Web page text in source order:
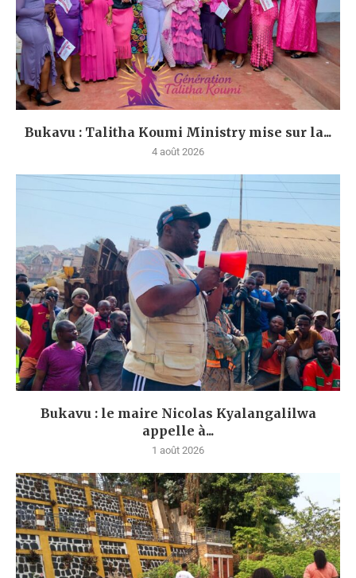
Bukavu : Talitha Koumi Ministry mise sur la...
4 août 2026
Bukavu : le maire Nicolas Kyalangalilwa
appelle à...
1 août 2026